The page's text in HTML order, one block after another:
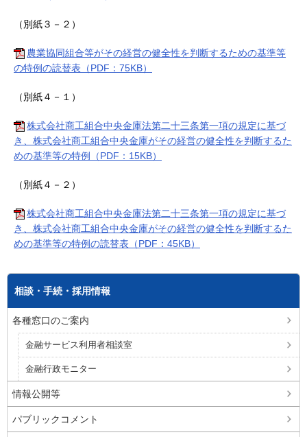
（別紙３－２）
農業協同組合等がその経営の健全性を判断するための基準等
の特例の読替表（PDF：75KB）
（別紙４－１）
株式会社商工組合中央金庫法第二十三条第一項の規定に基づ
き、株式会社商工組合中央金庫がその経営の健全性を判断するた
めの基準等の特例（PDF：15KB）
（別紙４－２）
株式会社商工組合中央金庫法第二十三条第一項の規定に基づ
き、株式会社商工組合中央金庫がその経営の健全性を判断するた
めの基準等の特例の読替表（PDF：45KB）
相談・手続・採用情報
各種窓口のご案内
金融サービス利用者相談室
金融行政モニター
情報公開等
パブリックコメント